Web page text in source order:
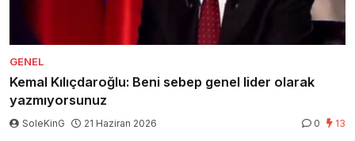
GENEL
Kemal Kılıçdaroğlu: Beni sebep genel lider olarak
yazmıyorsunuz
SoleKinG 21 Haziran 2026 0 13